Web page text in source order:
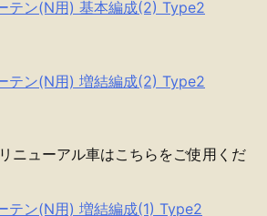
テン(N用) 基本編成(2) Type2
テン(N用) 増結編成(2) Type2
ニューアル車はこちらをご使用くだ
テン(N用) 増結編成(1) Type2